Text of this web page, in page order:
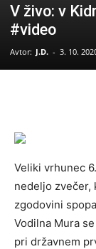
V živo: v
#video
Avtor: J.D. - 3. 10.
Veliki vrhunec
nedeljo zvečer,
zgodovini
Vodilna Mura
pri državnem